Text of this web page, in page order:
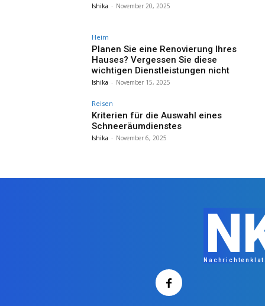
Ishika - November 20, 2025
Heim
Planen Sie eine Renovierung Ihres
Hauses? Vergessen Sie diese
wichtigen Dienstleistungen nicht
Ishika - November 15, 2025
Reisen
Kriterien für die Auswahl eines
Schneeräumdienstes
Ishika - November 6, 2025